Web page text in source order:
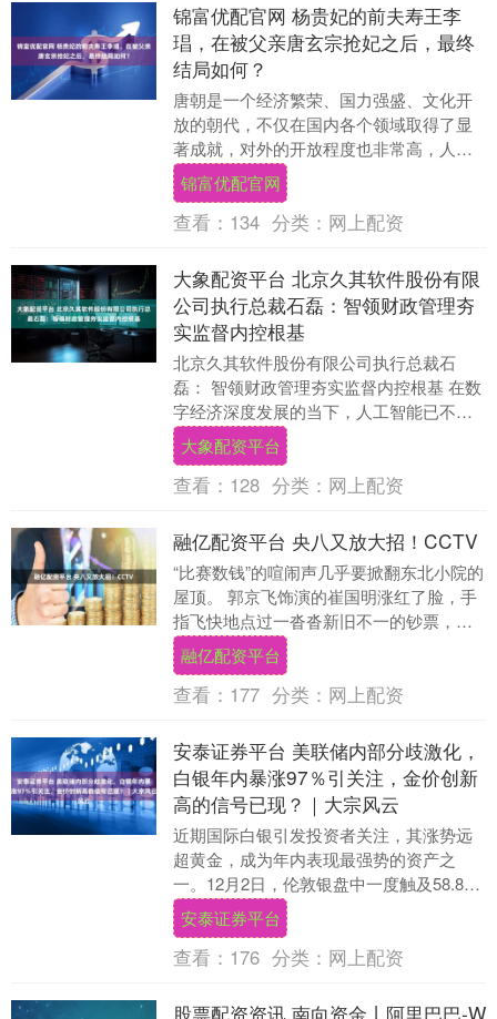
锦富优配官网 杨贵妃的前夫寿王李
琩，在被父亲唐玄宗抢妃之后，最终
结局如何？
唐朝是一个经济繁荣、国力强盛、文化开
放的朝代，不仅在国内各个领域取得了显
著成就，对外的开放程度也非常高，人们
的思想也呈现出较为自由和宽容的态度。
在古代，女人再....
锦富优配官网
查看： 134 分类： 网上配资
大象配资平台 北京久其软件股份有限
公司执行总裁石磊：智领财政管理夯
实监督内控根基
北京久其软件股份有限公司执行总裁石
磊： 智领财政管理夯实监督内控根基 在数
字经济深度发展的当下，人工智能已不再
是遥远的技术概念，而是成为重塑产业格
局、驱动治理变....
大象配资平台
查看： 128 分类： 网上配资
融亿配资平台 央八又放大招！CCTV
“比赛数钱”的喧闹声几乎要掀翻东北小院的
屋顶。 郭京飞饰演的崔国明涨红了脸，手
指飞快地点过一沓沓新旧不一的钞票，对
面是他的老对头。 这看似荒诞的一幕，却
是电视剧....
融亿配资平台
查看： 177 分类： 网上配资
安泰证券平台 美联储内部分歧激化，
白银年内暴涨97％引关注，金价创新
高的信号已现？｜大宗风云
近期国际白银引发投资者关注，其涨势远
超黄金，成为年内表现最强势的资产之
一。12月2日，伦敦银盘中一度触及58.84
美元/盎司的历史新高，纽约期银同步攀升
至58.....
安泰证券平台
查看： 176 分类： 网上配资
股票配资资讯 南向资金丨阿里巴巴-W